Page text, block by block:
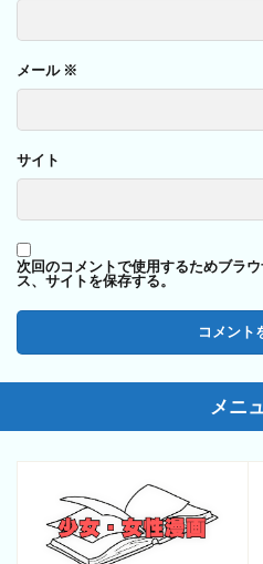
メール ※
サイト
次回のコメントで使用するためブラ
ス、サイトを保存する。
メニ